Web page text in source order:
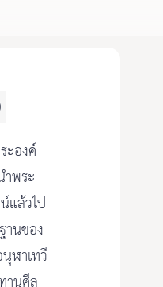
ะองค์
พระ
แล้วไป
านของ
ฬาเทวี